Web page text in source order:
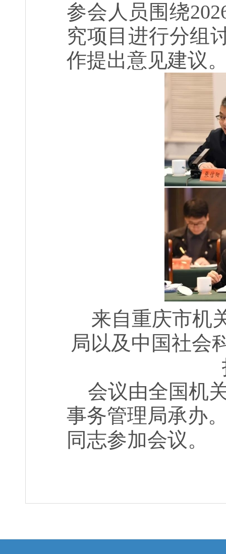
参会人员围绕
究项目进行分组
作提出意见建议
来自重庆市机
局以及中国社会
会议由全国机
事务管理局承办
同志参加会议。